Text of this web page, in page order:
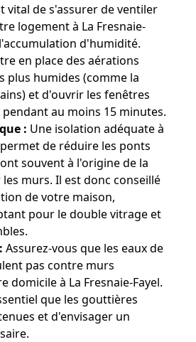
vital de s'assurer de ventiler
logement à La Fresnaie-
d'humidité.
en place des aérations
plus humides (comme la
et d'ouvrir les fenêtres
au moins 15 minutes.
: Une isolation adéquate à
permet de réduire les ponts
souvent à l'origine de la
murs. Il est donc conseillé
de votre maison,
pour le double vitrage et
Assurez-vous que les eaux de
pas contre murs
domicile à La Fresnaie-Fayel.
que les gouttières
et d'envisager un